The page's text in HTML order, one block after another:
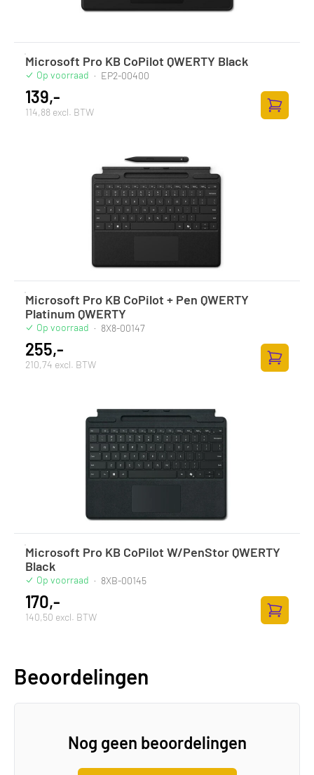
Microsoft Pro KB CoPilot QWERTY Black
Op voorraad · EP2-00400
139,-
114,88 excl. BTW
Microsoft Pro KB CoPilot + Pen QWERTY
Platinum QWERTY
Op voorraad · 8X8-00147
255,-
210,74 excl. BTW
Microsoft Pro KB CoPilot W/PenStor QWERTY
Black
Op voorraad · 8XB-00145
170,-
140,50 excl. BTW
Beoordelingen
Nog geen beoordelingen